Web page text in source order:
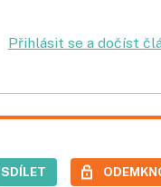
Přihlásit se a dočíst
SDÍLET